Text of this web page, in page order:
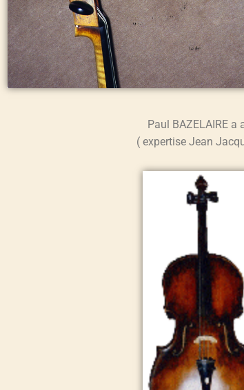
Paul BAZELAIRE
( expertise Jean